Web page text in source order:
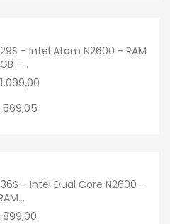
- Intel Atom N2600 - RAM
-...
569,05
- Intel Dual Core N2600 -
899,00